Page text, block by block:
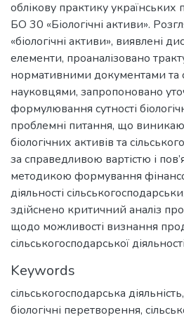
облікову практику українських
БО 30 «Біологічні активи».
«біологічні активи», виявлені
елементи, проаналізовано
нормативними документами та
науковцями, запропоновано
формулювання сутності
проблемні питання, що
біологічних активів та
за справедливою вартістю і
методикою формування
діяльності
здійснено критичний аналіз
щодо можливості визнання
сільськогосподарської
Keywords
сільськогосподарська
біологічні перетворення,